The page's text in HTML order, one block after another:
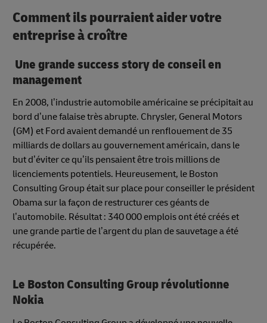
Comment ils pourraient aider votre
entreprise à croître
Une grande success story de conseil en
management
En 2008, l’industrie automobile américaine se précipitait au
bord d’une falaise très abrupte. Chrysler, General Motors
(GM) et Ford avaient demandé un renflouement de 35
milliards de dollars au gouvernement américain, dans le
but d’éviter ce qu’ils pensaient être trois millions de
licenciements potentiels. Heureusement, le Boston
Consulting Group était sur place pour conseiller le président
Obama sur la façon de restructurer ces géants de
l’automobile. Résultat : 340 000 emplois ont été créés et
une grande partie de l’argent du plan de sauvetage a été
récupérée.
Le Boston Consulting Group révolutionne
Nokia